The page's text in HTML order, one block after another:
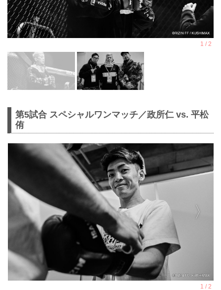
第5試合 スペシャルワンマッチ／政所仁 vs. 平松
侑